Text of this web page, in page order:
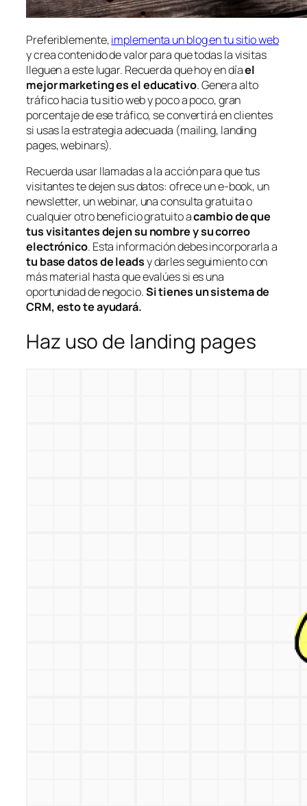
Preferiblemente,implementa un blog en tu sitio web
y crea contenido de valor para que todas la visitas
lleguen a este lugar. Recuerda que hoy en díael
mejor marketing es el educativo. Genera alto
tráfico hacia tu sitio web y poco a poco, gran
porcentaje de ese tráfico, se convertirá en clientes
si usas la estrategia adecuada (mailing, landing
pages, webinars).
Recuerda usar llamadas a la acción para que tus
visitantes te dejen sus datos: ofrece un e-book, un
newsletter, un webinar, una consulta gratuita o
cualquier otro beneficio gratuito acambio de que
tus visitantes dejen su nombre y su correo
electrónico. Esta información debes incorporarla a
tu base datos de leadsy darles seguimiento con
más material hasta que evalúes si es una
oportunidad de negocio.Si tienes un sistema de
CRM, esto te ayudará.
Haz uso de landing pages